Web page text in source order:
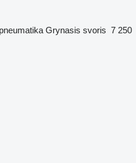
Grynasis svoris 7 250